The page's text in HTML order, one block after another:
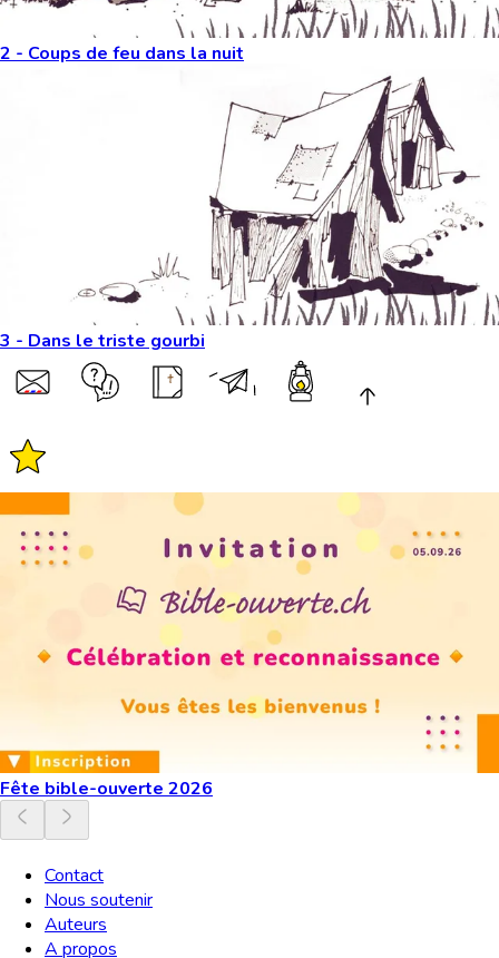
2 - Coups de feu dans la nuit
3 - Dans le triste gourbi
Fête bible-ouverte 2026
Contact
Nous soutenir
Auteurs
A propos